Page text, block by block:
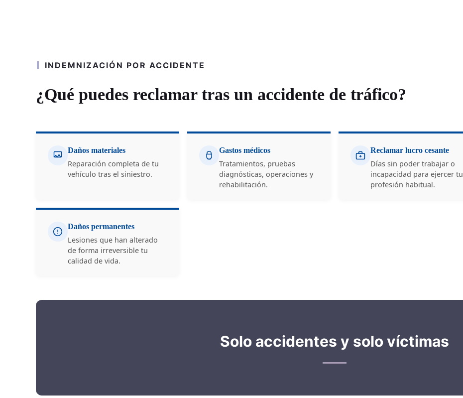
INDEMNIZACIÓN POR ACCIDENTE
¿Qué puedes reclamar tras un accidente de tráfico?
Daños materiales
Reparación completa de tu
vehículo tras el siniestro.
Gastos médicos
Tratamientos, pruebas
diagnósticas, operaciones y
rehabilitación.
Reclamar lucro cesante
Días sin poder trabajar o
incapacidad para ejercer tu
profesión habitual.
Daños permanentes
Lesiones que han alterado
de forma irreversible tu
calidad de vida.
Solo accidentes y solo víctimas